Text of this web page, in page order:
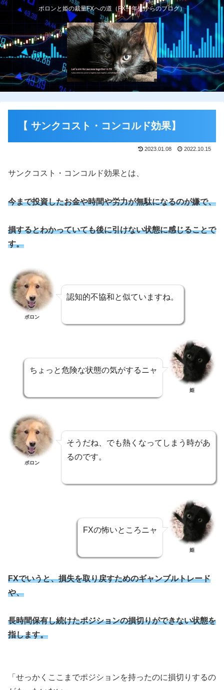
ポロンと姫の裁量FXへの道（FX一年生からのブログ）
【 サンクコスト・コンコルド効果】
2023.01.08 2022.10.15
サンクコスト・コンコルド効果とは、
今まで投資したお金や時間や労力が無駄になるのが嫌で、
損するとわかっていても後に引けない状態に感じることで
す。
ポロン
認知的不協和と似ていますね。
ちょっと危険な状態の気がするニャ
姫
ポロン
そうだね、でも熱くなってしまう時があ
るのです。
FXの怖いところニャ
姫
FXでいうと、損失を取り戻すためのギャンブルトレード
や、
長時間保有し続けたポジションの損切りができない状態を
指します。
「せっかくここまでポジションを持ったのに損切りするの